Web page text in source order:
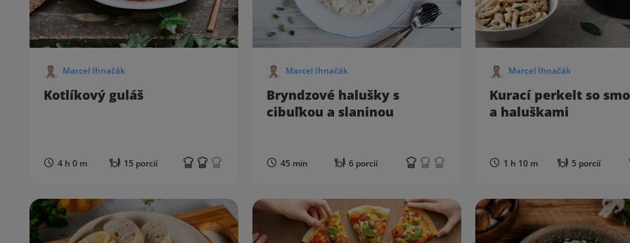
Marcel Ihnačák
Kotlíkový guláš
4 h 0 m 15 porcií
Marcel Ihnačák
Bryndzové halušky s
cibuľkou a slaninou
45 min 6 porcií
Marcel Ihnačák
Kurací perkelt so
a haluškami
1 h 10 m 5 porcií